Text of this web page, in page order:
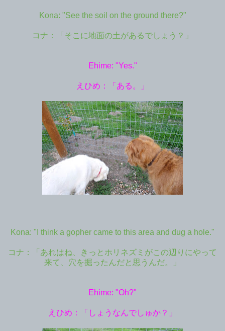
Kona: "See the soil on the ground there?"
コナ：「そこに地面の土があるでしょう？」
Ehime: "Yes."
えひめ：「ある。」
Kona: " I think a gopher came to this area and dug a hole."
コナ：「 あれはね、きっとホリネズミがこの辺りにやって
来て、穴を掘ったんだと思うんだ。」
Ehime: "Oh?"
えひめ：「しょうなんでしゅか？」